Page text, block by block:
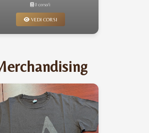
0 corso/i
VEDI CORSI